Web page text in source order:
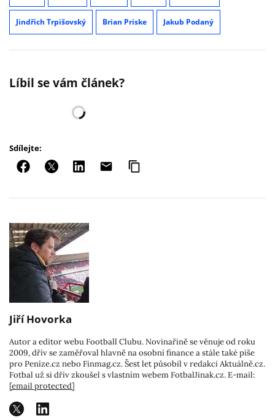
Jindřich Trpišovský Brian Priske Jakub Podaný
Líbil se vám článek?
Sdílejte:
Jiří Hovorka
Autor a editor webu Football Clubu. Novinařině se věnuje od roku
2009, dřív se zaměřoval hlavně na osobní finance a stále také píše
pro Peníze.cz nebo Finmag.cz. Šest let působil v redakci Aktuálně.cz.
Fotbal už si dřív zkoušel s vlastním webem FotbalJinak.cz. E-mail:
[email protected]